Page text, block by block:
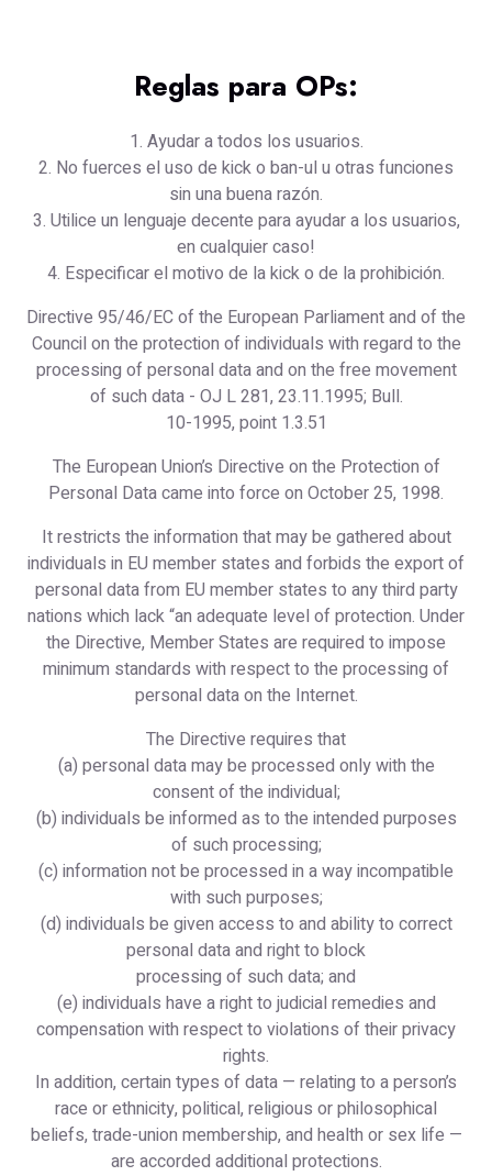
Reglas para OPs:
1. Ayudar a todos los usuarios.
2. No fuerces el uso de kick o ban-ul u otras funciones
sin una buena razón.
3. Utilice un lenguaje decente para ayudar a los usuarios,
en cualquier caso!
4. Especificar el motivo de la kick o de la prohibición.
Directive 95/46/EC of the European Parliament and of the
Council on the protection of individuals with regard to the
processing of personal data and on the free movement
of such data - OJ L 281, 23.11.1995; Bull.
10-1995, point 1.3.51
The European Union’s Directive on the Protection of
Personal Data came into force on October 25, 1998.
It restricts the information that may be gathered about
individuals in EU member states and forbids the export of
personal data from EU member states to any third party
nations which lack “an adequate level of protection. Under
the Directive, Member States are required to impose
minimum standards with respect to the processing of
personal data on the Internet.
The Directive requires that
(a) personal data may be processed only with the
consent of the individual;
(b) individuals be informed as to the intended purposes
of such processing;
(c) information not be processed in a way incompatible
with such purposes;
(d) individuals be given access to and ability to correct
personal data and right to block
processing of such data; and
(e) individuals have a right to judicial remedies and
compensation with respect to violations of their privacy
rights.
In addition, certain types of data — relating to a person’s
race or ethnicity, political, religious or philosophical
beliefs, trade-union membership, and health or sex life —
are accorded additional protections.